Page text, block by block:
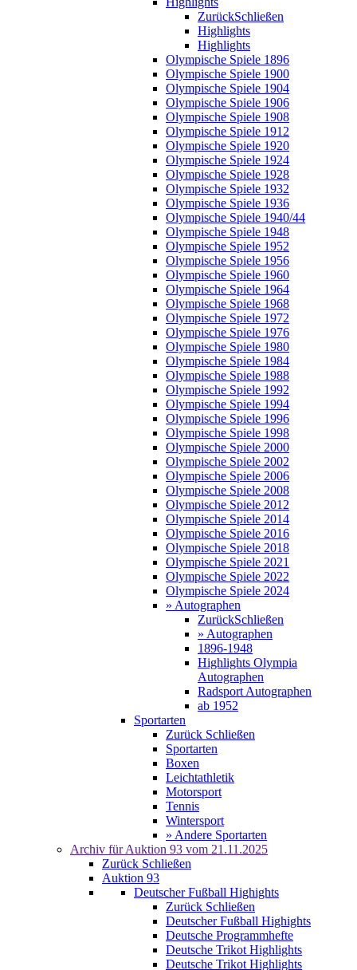
ZurückSchließen
Highlights
Highlights
Olympische Spiele 1896
Olympische Spiele 1900
Olympische Spiele 1904
Olympische Spiele 1906
Olympische Spiele 1908
Olympische Spiele 1912
Olympische Spiele 1920
Olympische Spiele 1924
Olympische Spiele 1928
Olympische Spiele 1932
Olympische Spiele 1936
Olympische Spiele 1940/44
Olympische Spiele 1948
Olympische Spiele 1952
Olympische Spiele 1956
Olympische Spiele 1960
Olympische Spiele 1964
Olympische Spiele 1968
Olympische Spiele 1972
Olympische Spiele 1976
Olympische Spiele 1980
Olympische Spiele 1984
Olympische Spiele 1988
Olympische Spiele 1992
Olympische Spiele 1994
Olympische Spiele 1996
Olympische Spiele 1998
Olympische Spiele 2000
Olympische Spiele 2002
Olympische Spiele 2006
Olympische Spiele 2008
Olympische Spiele 2012
Olympische Spiele 2014
Olympische Spiele 2016
Olympische Spiele 2018
Olympische Spiele 2021
Olympische Spiele 2022
Olympische Spiele 2024
» Autographen
ZurückSchließen
» Autographen
1896-1948
Highlights Olympia
Autographen
Radsport Autographen
ab 1952
Sportarten
Zurück Schließen
Sportarten
Boxen
Leichtathletik
Motorsport
Tennis
Wintersport
» Andere Sportarten
Archiv für Auktion 93 vom 21.11.2025
Zurück Schließen
Auktion 93
Deutscher Fußball Highights
Zurück Schließen
Deutscher Fußball Highights
Deutsche Programmhefte
Deutsche Trikot Highlights
Deutsche Trikot Highlights